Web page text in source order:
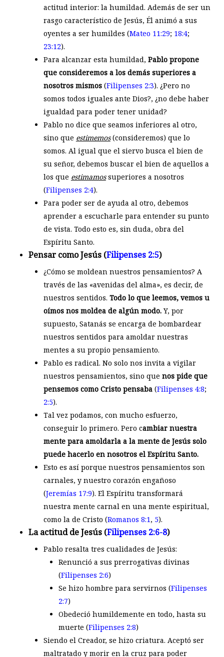
actitud interior: la humildad. Además de ser un
rasgo característico de Jesús, Él animó a sus
oyentes a ser humildes (Mateo 11:29; 18:4;
23:12).
Para alcanzar esta humildad, Pablo propone
que consideremos a los demás superiores a
nosotros mismos(Filipenses 2:3). ¿Pero no
somos todos iguales ante Dios?, ¿no debe haber
igualdad para poder tener unidad?
Pablo no dice que seamos inferiores al otro,
sino que estimemos(consideremos) que lo
somos. Al igual que el siervo busca el bien de
su señor, debemos buscar el bien de aquellos a
los que estimamossuperiores a nosotros
(Filipenses 2:4).
Para poder ser de ayuda al otro, debemos
aprender a escucharle para entender su punto
de vista. Todo esto es, sin duda, obra del
Espíritu Santo.
Pensar como Jesús (Filipenses 2:5)
¿Cómo se moldean nuestros pensamientos? A
través de las «avenidas del alma», es decir, de
nuestros sentidos. Todo lo que leemos, vemos u
oímos nos moldea de algún modo.Y, por
supuesto, Satanás se encarga de bombardear
nuestros sentidos para amoldar nuestras
mentes a su propio pensamiento.
Pablo es radical. No solo nos invita a vigilar
nuestros pensamientos, sino que nos pide que
pensemos como Cristo pensaba(Filipenses 4:8;
2:5).
Tal vez podamos, con mucho esfuerzo,
conseguir lo primero. Pero cambiar nuestra
mente para amoldarla a la mente de Jesús solo
puede hacerlo en nosotros el Espíritu Santo.
Esto es así porque nuestros pensamientos son
carnales, y nuestro corazón engañoso
(Jeremías 17:9). El Espíritu transformará
nuestra mente carnal en una mente espiritual,
como la de Cristo (Romanos 8:1, 5).
La actitud de Jesús (Filipenses 2:6-8)
Pablo resalta tres cualidades de Jesús:
Renunció a sus prerrogativas divinas
(Filipenses 2:6)
Se hizo hombre para servirnos (Filipenses
2:7)
Obedeció humildemente en todo, hasta su
muerte (Filipenses 2:8)
Siendo el Creador, se hizo criatura. Aceptó ser
maltratado y morir en la cruz para poder